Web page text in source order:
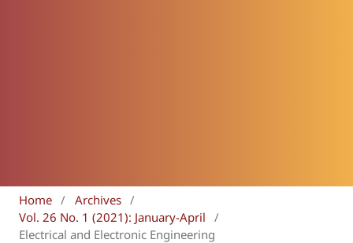
Home / Archives /
Vol. 26 No. 1 (2021): January-April
/
Electrical and Electronic Engineering